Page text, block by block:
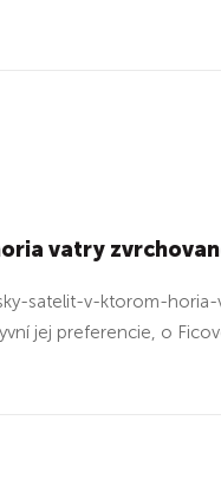
vatry
satelit-v-ktorom-horia-
jej preferencie, o